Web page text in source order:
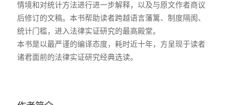
情境和对统计方法进行进一步解释，以及与原文作者商议
后修订的文稿。本书帮助读者跨越语言藩篱、制度隔阂、
统计门槛，进入法律实证研究的最高殿堂。
本书是以最严谨的编译态度，耗时近十年，方呈现于读者
诸君面前的法律实证研究经典选读。